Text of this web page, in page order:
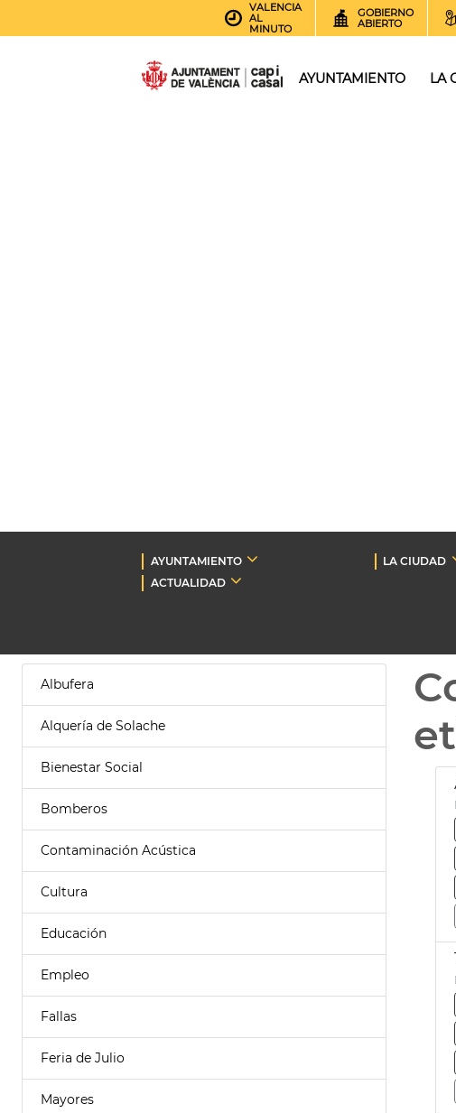
VALENCIA
AL
MINUTO
GOBIERNO
ABIERTO
AYUNTAMIENTO LA
AYUNTAMIENTO LA CIUDAD
ACTUALIDAD
Albufera
Alquería de Solache
Bienestar Social
Bomberos
Contaminación Acústica
Cultura
Educación
Empleo
Fallas
Feria de Julio
Mayores